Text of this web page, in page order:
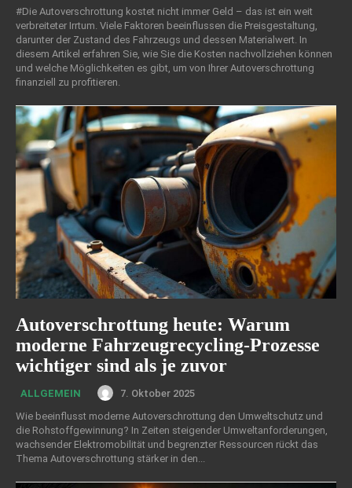
#Die Autoverschrottung kostet nicht immer Geld – das ist ein weit
verbreiteter Irrtum. Viele Faktoren beeinflussen die Preisgestaltung,
darunter der Zustand des Fahrzeugs und dessen Materialwert. In
diesem Artikel erfahren Sie, wie Sie die Kosten nachvollziehen können
und welche Möglichkeiten es gibt, um von Ihrer Autoverschrottung
finanziell zu profitieren.
Autoverschrottung heute: Warum
moderne Fahrzeugrecycling-Prozesse
wichtiger sind als je zuvor
ALLGEMEIN
7. Oktober 2025
Wie beeinflusst moderne Autoverschrottung den Umweltschutz und
die Rohstoffgewinnung? In Zeiten steigender Umweltanforderungen,
wachsender Elektromobilität und begrenzter Ressourcen rückt das
Thema Autoverschrottung stärker in den...